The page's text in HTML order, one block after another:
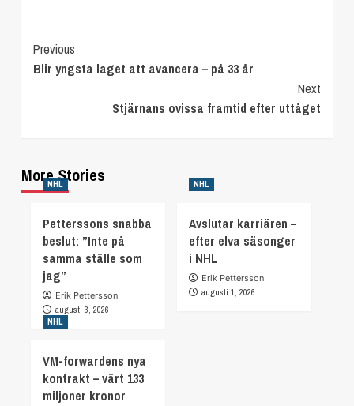
Continue
Reading
Previous
Blir yngsta laget att avancera – på 33 år
Next
Stjärnans ovissa framtid efter uttåget
More Stories
NHL
Petterssons snabba
beslut: ”Inte på
samma ställe som
jag”
Erik Pettersson
augusti 3, 2026
NHL
Avslutar karriären –
efter elva säsonger
i NHL
Erik Pettersson
augusti 1, 2026
NHL
VM-forwardens nya
kontrakt – värt 133
miljoner kronor